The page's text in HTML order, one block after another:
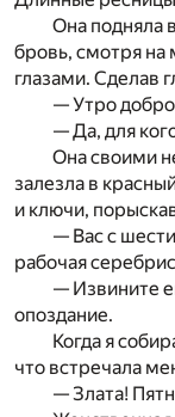
Она подняла
бровь, смотря
глазами. Сделав
— Утро
— Да, для
Она своими
залезла в
и ключи,
— Вас с
рабочая
— Извините
опоздание.
Когда я
что встречала
— Злата!